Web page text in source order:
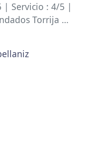
| Servicio : 4/5 |
Torrija …